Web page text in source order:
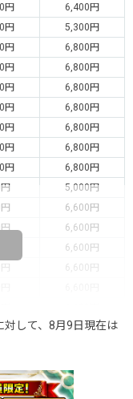
円
6,400円
円
5,300円
円
6,800円
円
6,800円
円
6,800円
円
6,800円
円
6,800円
円
6,800円
円
6,800円
5,000円
6,600円
6,600円
6,600円
6,600円
-円
対して、8月9日現在は